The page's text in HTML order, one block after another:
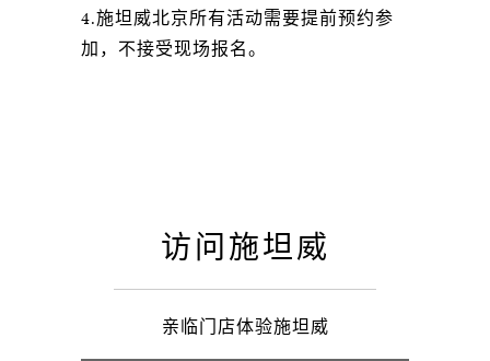
4.施坦威北京所有活动需要提前预约参
加，不接受现场报名。
访问施坦威
亲临门店体验施坦威